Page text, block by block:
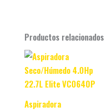
Productos relacionados
Aspiradora
Original
price
was:
$ 499.900.
is:
$